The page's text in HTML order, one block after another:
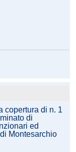
copertura di n. 1
di
ed
Montesarchio